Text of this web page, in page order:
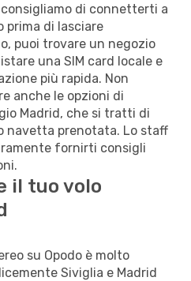
di connetterti a
di lasciare
puoi trovare un negozio
una SIM card locale e
più rapida. Non
anche le opzioni di
Madrid, che si tratti di
navetta prenotata. Lo staff
fornirti consigli
il tuo volo
su Opodo è molto
Siviglia e Madrid